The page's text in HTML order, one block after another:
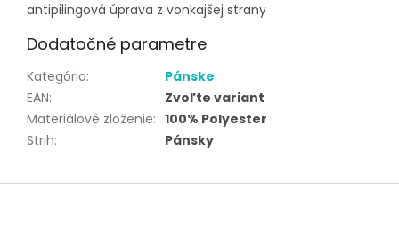
antipilingová úprava z vonkajšej strany
Dodatočné parametre
Kategória:
Pánske
EAN:
Zvoľte variant
Materiálové zloženie: 100% Polyester
Strih: Pánsky
Z